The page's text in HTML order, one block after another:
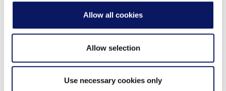
Allow all cookies
Allow selection
Use necessary cookies only
ऐप आपको रिसॉर्ट के आसपास होने वाली नवीनतम गतिविधियों की
ऐप डाउनलोड करने के लिएयहां क्लिक करें।